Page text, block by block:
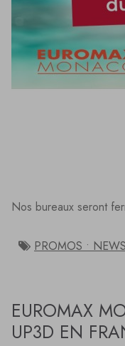
Nos bureaux seront
PROMOS • NEWS
EUROMAX
UP3D EN